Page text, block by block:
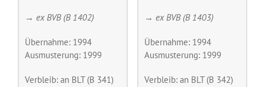
→ ex BVB (B 1402)
Übernahme: 1994
Ausmusterung: 1999
Verbleib: an BLT (B 341)
→ ex BVB (B 1403)
Übernahme: 1994
Ausmusterung: 1999
Verbleib: an BLT (B 342)